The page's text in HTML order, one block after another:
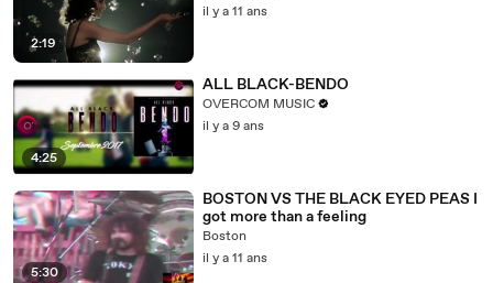
2:19
il y a 11 ans
4:25
ALL BLACK-BENDO
OVERCOM MUSIC
il y a 9 ans
5:30
BOSTON VS THE BLACK EYED PEAS I
got more than a feeling
Boston
il y a 11 ans